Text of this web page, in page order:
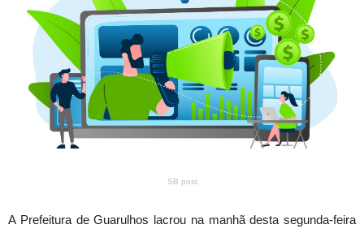
SB post
A Prefeitura de Guarulhos lacrou na manhã desta segunda-feira